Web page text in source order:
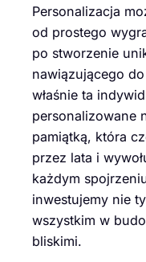
Personalizacja
od prostego
po stworzenie
nawiązującego
właśnie ta
personalizowane
pamiątką, która
przez lata i
każdym
inwestujemy nie
wszystkim w
bliskimi.